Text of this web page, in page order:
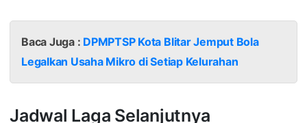
Baca Juga : DPMPTSP Kota Blitar Jemput Bola
Legalkan Usaha Mikro di Setiap Kelurahan
Jadwal Laga Selanjutnya